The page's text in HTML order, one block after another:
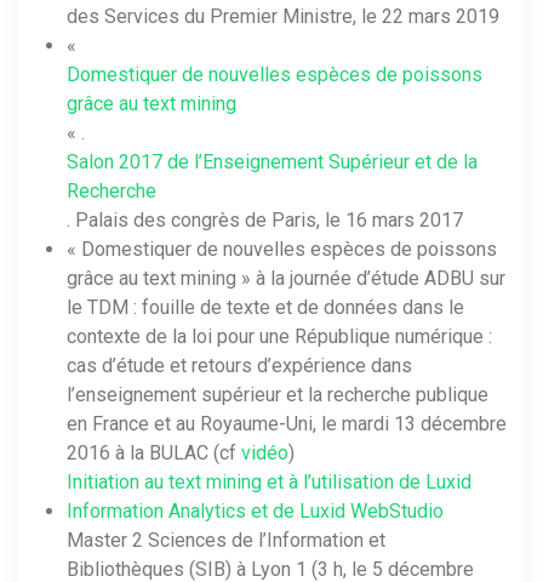
des Services du Premier Ministre, le 22 mars 2019
«
Domestiquer de nouvelles espèces de poissons
grâce au text mining
« .
Salon 2017 de l’Enseignement Supérieur et de la
Recherche
. Palais des congrès de Paris, le 16 mars 2017
« Domestiquer de nouvelles espèces de poissons
grâce au text mining » à la journée d’étude ADBU sur
le TDM : fouille de texte et de données dans le
contexte de la loi pour une République numérique :
cas d’étude et retours d’expérience dans
l’enseignement supérieur et la recherche publique
en France et au Royaume-Uni, le mardi 13 décembre
2016 à la BULAC (cf vidéo)
Initiation au text mining et à l’utilisation de Luxid
Information Analytics et de Luxid WebStudio
Master 2 Sciences de l’Information et
Bibliothèques (SIB) à Lyon 1 (3 h, le 5 décembre